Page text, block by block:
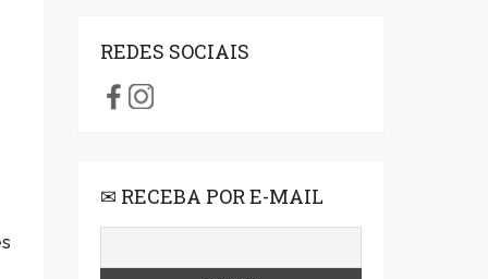
REDES SOCIAIS
✉ RECEBA POR E-MAIL